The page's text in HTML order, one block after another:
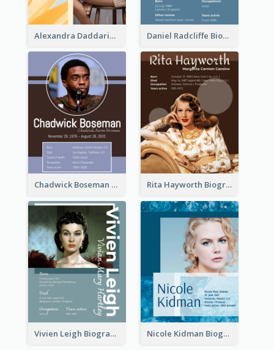
Alexandra Daddario Biography Daniel Radcliffe Biography
Chadwick Boseman Biography Rita Hayworth Biography
Vivien Leigh Biography Nicole Kidman Biography